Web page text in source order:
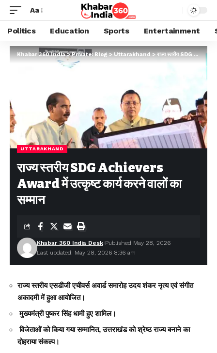
Aa
Politics Education Sports Entertainment
Khabar 360 India>Private: Blog>Uttarakhand>राज्य स्तरीय SDG Achievers Award में उत्कृष्ट कार्य करने वालों का सम्मान
UTTARAKHAND
राज्य स्तरीय SDG Achievers
Award में उत्कृष्ट कार्य करने वालों का
सम्मान
Last updated: May 28, 2026 8:36 am
Khabar 360 India Desk Published May 28, 2026
राज्य स्तरीय एसडीजी एचीवर्स अवार्ड समारोह उदय शंकर नृत्य एवं संगीत
अकादमी में हुआ आयोजित।
मुख्यमंत्री पुष्कर सिंह धामी हुए शामिल।
विजेताओं को किया गया सम्मानित, उत्तराखंड को श्रेष्ठ राज्य बनाने का
दोहराया संकल्प।